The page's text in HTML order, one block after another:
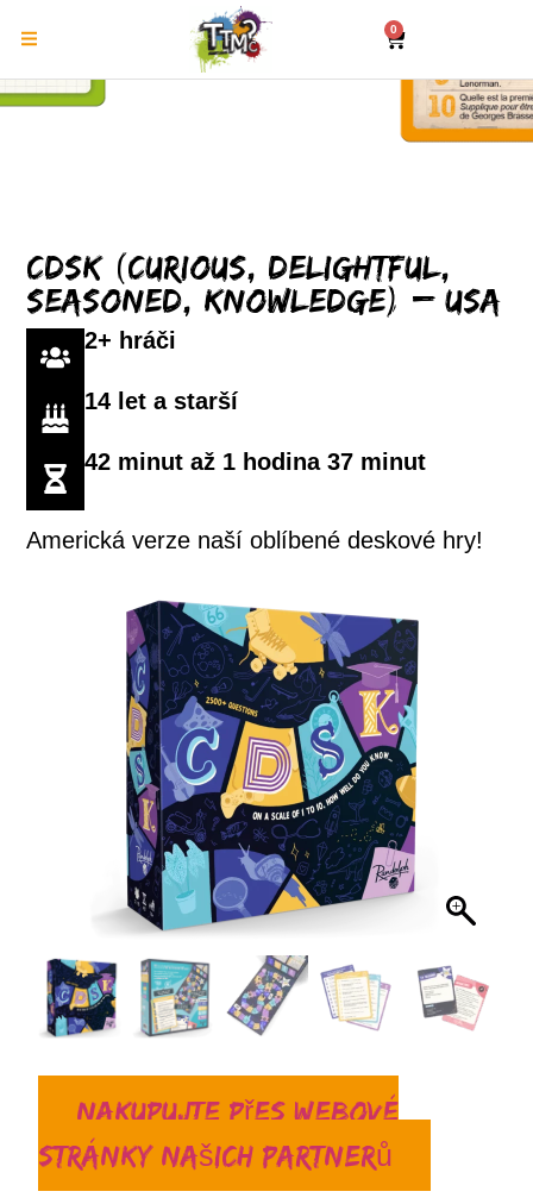
0
Nakupujte přes webové
stránky našich partnerů
CDSK (Curious, Delightful,
Seasoned, Knowledge) – USA
2+ hráči
14 let a starší
42 minut až 1 hodina 37 minut
Americká verze naší oblíbené deskové hry!